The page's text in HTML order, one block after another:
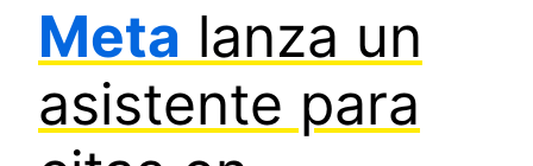
Meta lanza un
asistente para